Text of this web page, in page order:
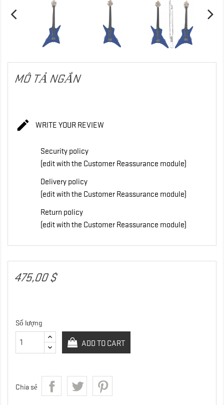
MÔ TẢ NGẮN
 WRITE YOUR REVIEW
Security policy
(edit with the Customer Reassurance module)
Delivery policy
(edit with the Customer Reassurance module)
Return policy
(edit with the Customer Reassurance module)
475,00 $
Số lượng
ADD TO CART
Chia sẻ